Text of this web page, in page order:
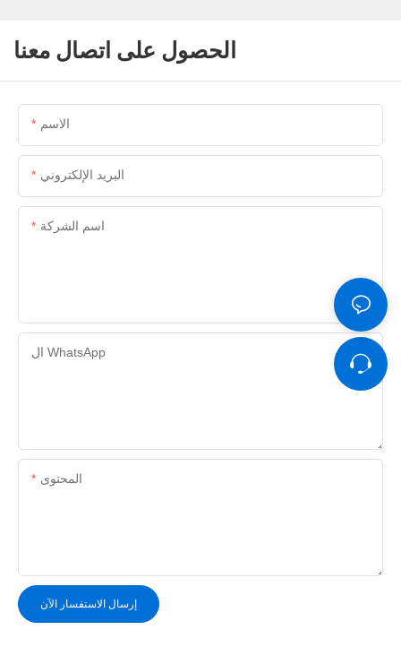
الحصول على اتصال معنا
الاسم
البريد الإلكتروني
اسم الشركة
ال WhatsApp
المحتوى
إرسال الاستفسار الآن